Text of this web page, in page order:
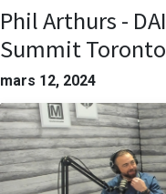
Phil Arthurs -
Summit
mars 12, 2024